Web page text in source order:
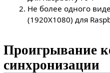
Не более одного
(1920X1080) для
Проигрывание
синхронизации